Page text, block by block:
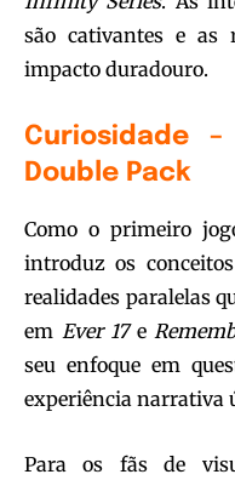
são cativantes e as
impacto duradouro.
Curiosidade
Double Pack
Como o primeiro
introduz os
realidades paralelas
em Ever 17e
seu enfoque em
experiência narrativa
Para os fãs de